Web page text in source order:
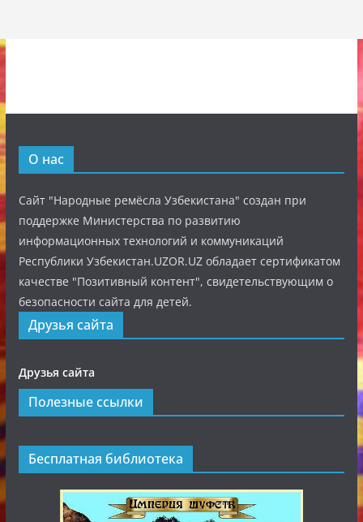
О нас
Сайт "Народные ремёсла Узбекистана" создан при
поддержке Министерства по развитию
информационных технологий и коммуникаций
Республики Узбекистан.UZOR.UZ обладает сертификатом
качестве "Позитивный контент", свидетельствующим о
безопасности сайта для детей.
Друзья сайта
Друзья сайта
Полезные ссылки
Бесплатная библиотека